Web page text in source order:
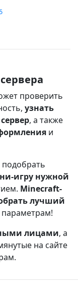
проверить
узнать
, а также
и
игру нужной
Minecraft-
лучший
лицами, а
на сайте